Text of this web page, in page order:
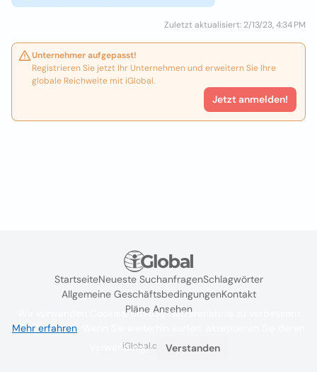
Zuletzt aktualisiert: 2/13/23, 4:34 PM
Unternehmer aufgepasst!
Registrieren Sie jetzt Ihr Unternehmen und erweitern Sie Ihre
globale Reichweite mit iGlobal.
Jetzt anmelden!
StartseiteNeueste SuchanfragenSchlagwörter
Allgemeine GeschäftsbedingungenKontakt
Pläne Ansehen
iGlobal.co @ 2024
Wir verwenden Cookies, um das Nutzererlebnis zu verbessern
Mehr erfahren
Verwendung.
Verstanden